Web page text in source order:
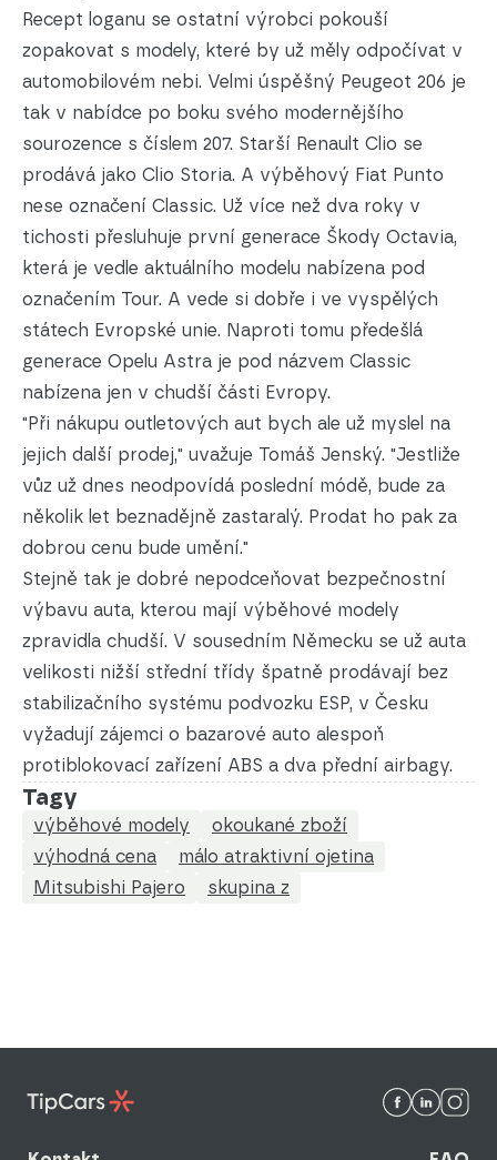
Recept loganu se ostatní výrobci pokouší
zopakovat s modely, které by už měly odpočívat v
automobilovém nebi. Velmi úspěšný Peugeot 206 je
tak v nabídce po boku svého modernějšího
sourozence s číslem 207. Starší Renault Clio se
prodává jako Clio Storia. A výběhový Fiat Punto
nese označení Classic. Už více než dva roky v
tichosti přesluhuje první generace Škody Octavia,
která je vedle aktuálního modelu nabízena pod
označením Tour. A vede si dobře i ve vyspělých
státech Evropské unie. Naproti tomu předešlá
generace Opelu Astra je pod názvem Classic
nabízena jen v chudší části Evropy.
"Při nákupu outletových aut bych ale už myslel na
jejich další prodej," uvažuje Tomáš Jenský. "Jestliže
vůz už dnes neodpovídá poslední módě, bude za
několik let beznadějně zastaralý. Prodat ho pak za
dobrou cenu bude umění."
Stejně tak je dobré nepodceňovat bezpečnostní
výbavu auta, kterou mají výběhové modely
zpravidla chudší. V sousedním Německu se už auta
velikosti nižší střední třídy špatně prodávají bez
stabilizačního systému podvozku ESP, v Česku
vyžadují zájemci o bazarové auto alespoň
protiblokovací zařízení ABS a dva přední airbagy.
Tagy
výběhové modely
okoukané zboží
výhodná cena
málo atraktivní ojetina
Mitsubishi Pajero
skupina z